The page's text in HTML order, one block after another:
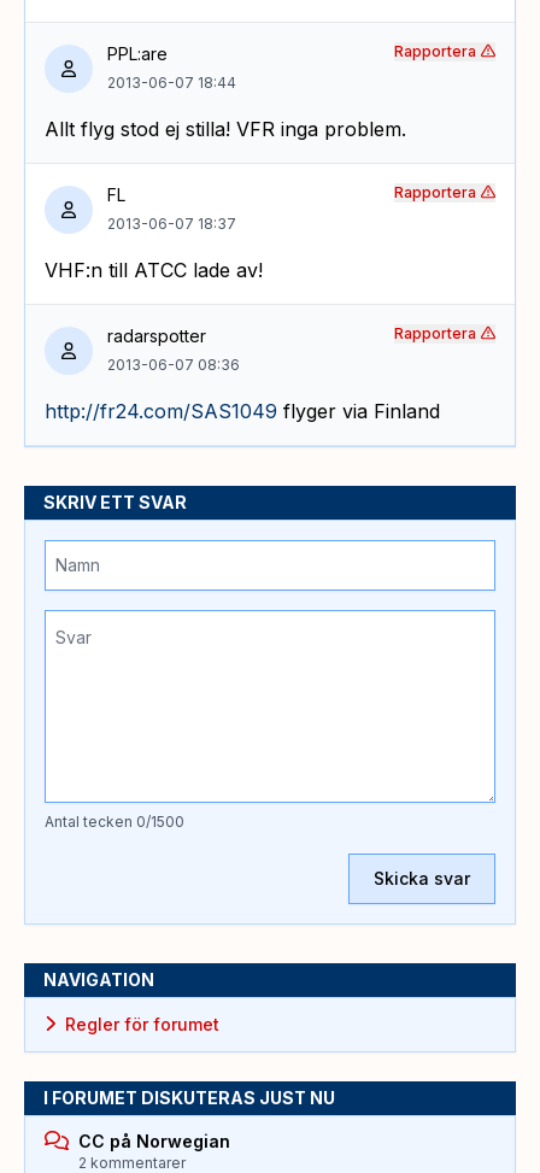
PPL:are
2013-06-07 18:44
Allt flyg stod ej stilla! VFR inga problem.
Rapportera
FL
2013-06-07 18:37
VHF:n till ATCC lade av!
Rapportera
radarspotter
2013-06-07 08:36
http://fr24.com/SAS1049 flyger via Finland
Rapportera
SKRIV ETT SVAR
Antal tecken 0/1500
Skicka svar
NAVIGATION
Regler för forumet
I FORUMET DISKUTERAS JUST NU
CC på Norwegian
2 kommentarer